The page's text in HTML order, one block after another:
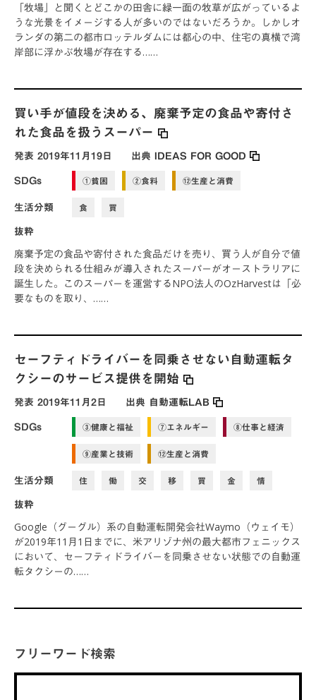
「牧場」と聞くとどこかの田舎に緑一面の牧草が広がっているよ
うな光景をイメージする人が多いのではないだろうか。しかしオ
ランダの第二の都市ロッテルダムには都心の中、住宅の真横で湾
岸部に浮かぶ牧場が存在する……
買い手が値段を決める、廃棄予定の食品や寄付さ
れた食品を扱うスーパー
発表 2019年11月19日 出典 IDEAS FOR GOOD
SDGs ①貧困 ②食料 ⑫生産と消費
生活分類 食 買
抜粋
廃棄予定の食品や寄付された食品だけを売り、買う人が自分で値
段を決められる仕組みが導入されたスーパーがオーストラリアに
誕生した。このスーパーを運営するNPO法人のOzHarvestは「必
要なものを取り、……
セーフティドライバーを同乗させない自動運転タ
クシーのサービス提供を開始
発表 2019年11月2日 出典 自動運転LAB
SDGs ③健康と福祉 ⑦エネルギー ⑧仕事と経済
⑨産業と技術 ⑫生産と消費
生活分類 住 働 交 移 買 金 情
抜粋
Google（グーグル）系の自動運転開発会社Waymo（ウェイモ）
が2019年11月1日までに、米アリゾナ州の最大都市フェニックス
において、セーフティドライバーを同乗させない状態での自動運
転タクシーの……
フリーワード検索